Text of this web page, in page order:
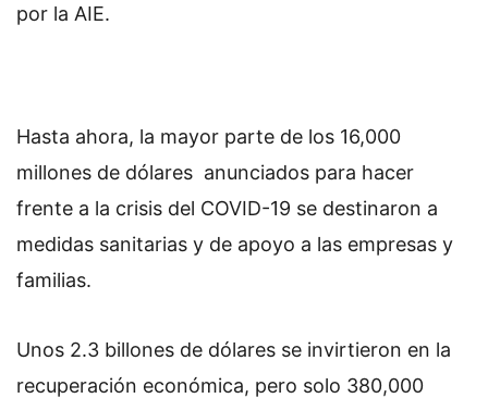
por la AIE.
Hasta ahora, la mayor parte de los 16,000
millones de dólares anunciados para hacer
frente a la crisis del COVID-19 se destinaron a
medidas sanitarias y de apoyo a las empresas y
familias.
Unos 2.3 billones de dólares se invirtieron en la
recuperación económica, pero solo 380,000